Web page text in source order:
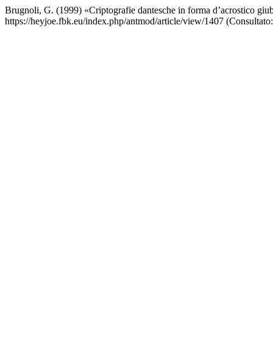
Brugnoli, G. (1999) «Criptografie dantesche in forma d’acrostico
https://heyjoe.fbk.eu/index.php/antmod/article/view/1407